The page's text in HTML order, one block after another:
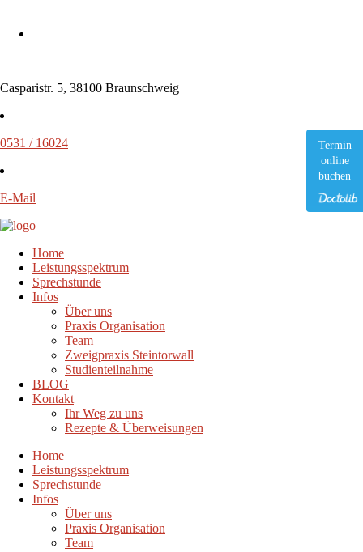
Casparistr. 5, 38100 Braunschweig
0531 / 16024
E-Mail
Termin
online
buchen
Home
Leistungsspektrum
Sprechstunde
Infos
Über uns
Praxis Organisation
Team
Zweigpraxis Steintorwall
Studienteilnahme
BLOG
Kontakt
Ihr Weg zu uns
Rezepte & Überweisungen
Home
Leistungsspektrum
Sprechstunde
Infos
Über uns
Praxis Organisation
Team